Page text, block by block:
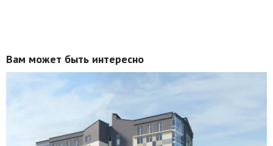
Вам может быть интересно